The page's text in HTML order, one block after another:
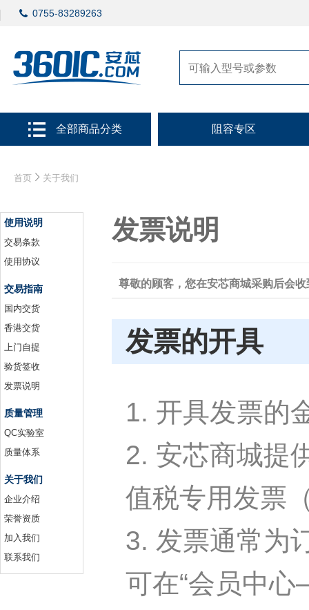
0755-83289263
全部商品分类 阻容专区
首页 关于我们
使用说明
交易条款
使用协议
交易指南
国内交货
香港交货
上门自提
验货签收
发票说明
质量管理
QC实验室
质量体系
关于我们
企业介绍
荣誉资质
加入我们
联系我们
发票说明
尊敬的顾客，您在安芯商城采购后会
发票的开具
1. 开具发票的
2. 安芯商城提
值税专用发票
3. 发票通常为
可在“会员中